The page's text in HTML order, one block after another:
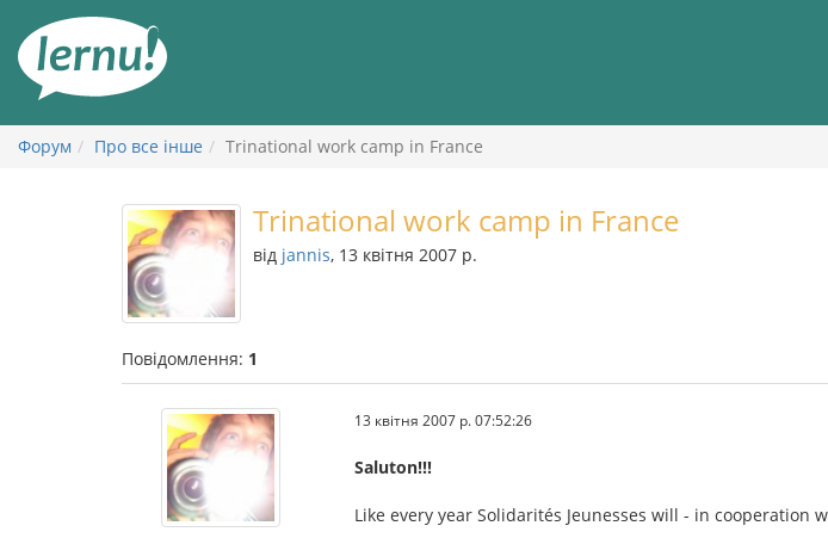
змісту
Форум Про все інше Trinational work camp in France
Trinational work camp in France
від jannis, 13 квітня 2007 р.
Повідомлення: 1
13 квітня 2007 р. 07:52:26
Saluton!!!
Like every year Solidarités Jeunesses will - in cooperation